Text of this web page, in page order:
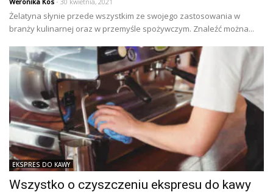
Żelatyna słynie przede wszystkim ze swojego zastosowania w
branży kulinarnej oraz w przemyśle spożywczym. Znaleźć można...
EKSPRES DO KAWY
Wszystko o czyszczeniu ekspresu do kawy